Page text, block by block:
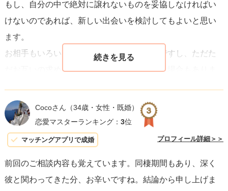
どちらの道を選択するにしても、 自分自身の幸せを第一に
考え、自分を大切にする心が最も重要です。不安や疑問を
感じた時には、信頼できる友人やカウンセラーに相談して
みてください。あなたがこれからの人生で幸せを見つけ、
満たされることを心から願っています。
もし、自分の中で絶対に譲れないものを妥協しなければい
けないのであれば、新しい出会いを検討してもよいと思い
ます。
お相手もいろいろ努力してくれているようですし、ただた
だお互いの求めるものが合わなかったという場合もありま
難しいとは思いますが、誰のことも責めず、仕方なかった
と前を向くのも一つの方法です。
自分の幸せを第一に、納得できる選択をしてくださいね、
Cocoさん （34歳・女性・既婚）
恋愛マスターランキング： 3位
マッチングアプリで成婚 プロフィール詳細＞＞
前回のご相談内容も覚えています。同棲期間もあり、深く
彼と関わってきた分、お辛いですね。結論から申し上げま